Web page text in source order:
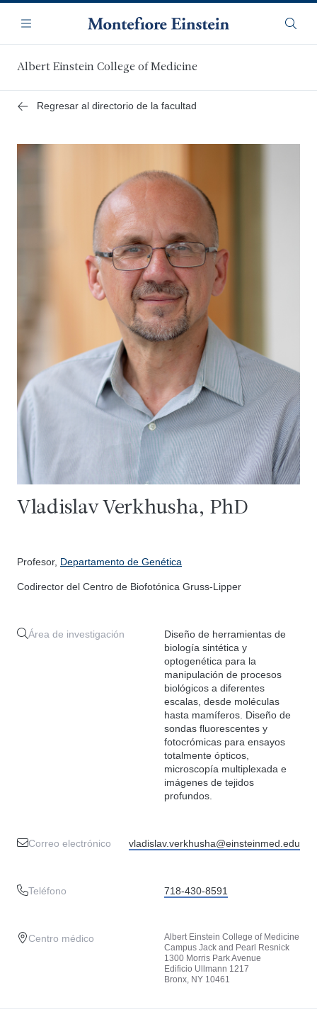
contenido
principal
Navegación
Menú
Albert Einstein College of Medicine
Regresar al directorio de la facultad
Vladislav Verkhusha, PhD
Profesor, Departamento de Genética
Codirector del Centro de Biofotónica Gruss-Lipper
Área de investigación
Diseño de herramientas de
biología sintética y
optogenética para la
manipulación de procesos
biológicos a diferentes
escalas, desde moléculas
hasta mamíferos. Diseño de
sondas fluorescentes y
fotocrómicas para ensayos
totalmente ópticos,
microscopía multiplexada e
imágenes de tejidos
profundos.
Correo electrónico vladislav.verkhusha@einsteinmed.edu
Teléfono 718-430-8591
Centro médico
Albert Einstein College of Medicine
Campus Jack and Pearl Resnick
1300 Morris Park Avenue
Edificio Ullmann 1217
Bronx, NY 10461